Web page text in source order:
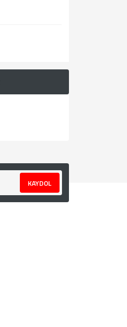
KAYDOL